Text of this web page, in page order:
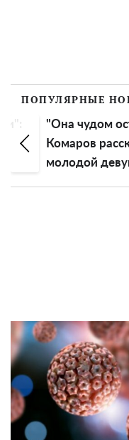
ПОПУЛЯРНЫЕ
"Она чудом
Комаров
молодой девушки